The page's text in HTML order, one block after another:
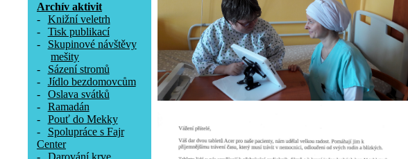
Archív aktivit
-
Knižní veletrh
-
Tisk publikací
-
Skupinové návštěvy
mešity
-
Sázení stromů
-
Jídlo bezdomovcům
-
Oslava svátků
-
Ramadán
-
Pouť do Mekky
-
Spolupráce s Fajr
Center